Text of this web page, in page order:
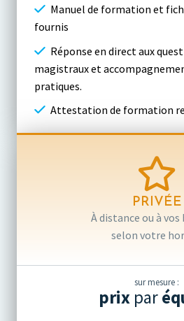
Manuel de formation et
fournis
Réponse en direct aux
magistraux et
pratiques.
Attestation de formation
PRIVÉE
À distance ou à vos
selon votre
sur mesure :
prix par